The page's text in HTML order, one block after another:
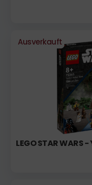
Ausverkauft
LEGO STAR WARS -